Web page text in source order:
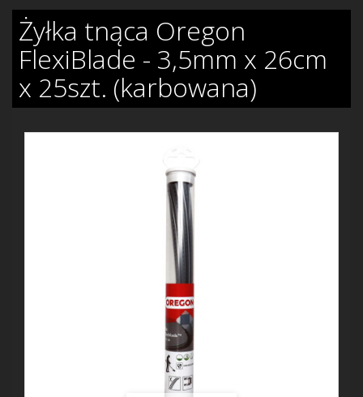
Żyłka tnąca Oregon
FlexiBlade - 3,5mm x 26cm
x 25szt. (karbowana)